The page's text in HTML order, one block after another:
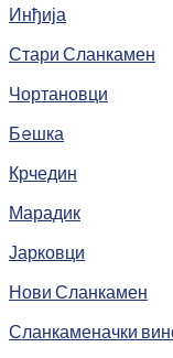
Инђија
Стари Сланкамен
Чортановци
Бeшка
Крчедин
Марадик
Јарковци
Нови Сланкамен
Сланкаменачки